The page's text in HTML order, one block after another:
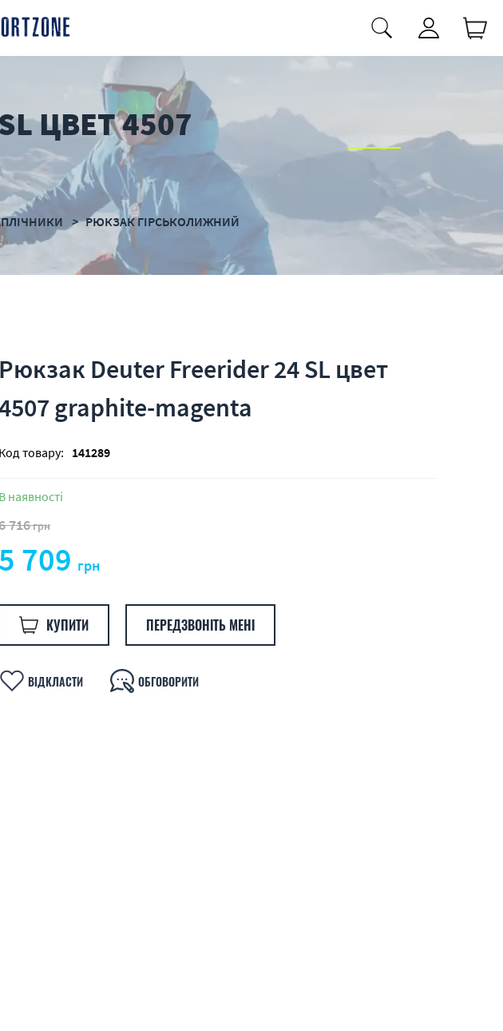
ЦВЕТ 4507
РЮКЗАК ГІРСЬКОЛИЖНИЙ
Рюкзак Deuter Freerider 24 SL цвет
graphite-magenta
Код товару: 141289
В наявності
716грн
5 709 грн
КУПИТИ ПЕРЕДЗВОНІТЬ МЕНІ
ВІДКЛАСТИ ОБГОВОРИТИ